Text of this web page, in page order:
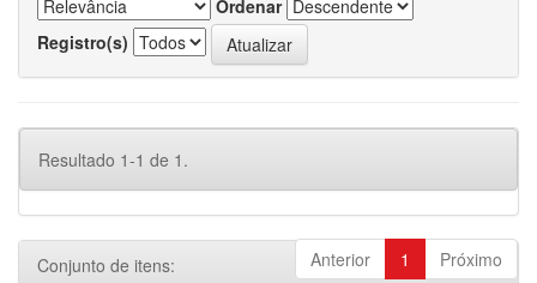
Ordenar
Registro(s)
Resultado 1-1 de 1.
Anterior 1 Próximo
Conjunto de itens: